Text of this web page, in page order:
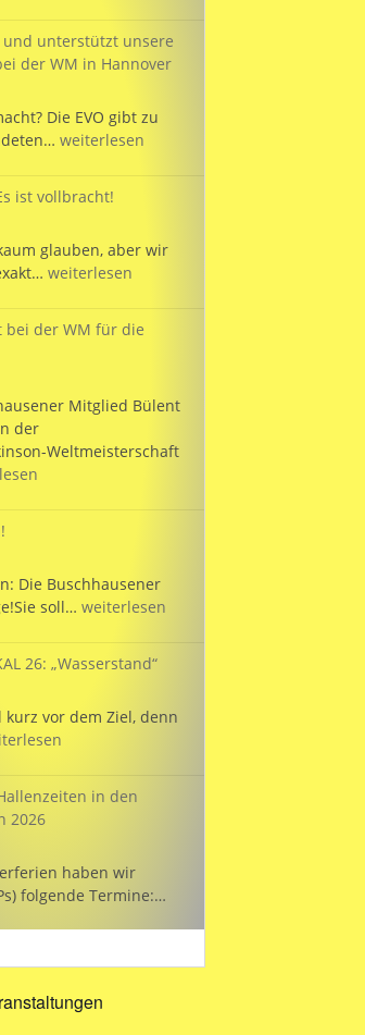
dem
PARKINSON’S
und unterstützt unsere
der WM in Hannover
Die EVO gibt zu
EVO
und
unsere
Mannschaft
der
weiterlesen
ist vollbracht!
glauben, aber wir
WAHNSINN!
vollbracht!
weiterlesen
bei der WM für die
Mitglied Bülent
der
Weltmeisterschaft
Die Buschhausener
soll… Flagge
weiterlesen
26: „Wasserstand“
vor dem Ziel, denn
in den
2026
haben wir
folgende Termine:…
in